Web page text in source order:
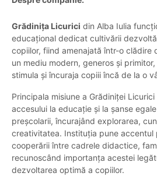
Grădinița Licurici din Alba Iulia
educațional dedicat cultivării
copiilor, fiind amenajată într-o clădire
un mediu modern, generos și
stimula și încuraja copiii încă de la o
Principala misiune a Grădiniței
accesului la educație și la șanse
preșcolarii, încurajând explorarea,
creativitatea. Instituția pune accentul
cooperării între cadrele didactice,
recunoscând importanța acestei
dezvoltarea optimă a copiilor.